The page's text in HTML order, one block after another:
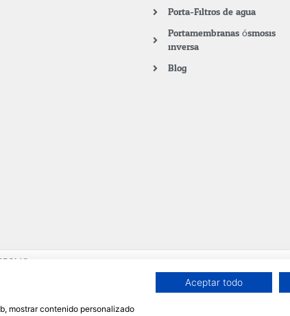
Porta-Filtros de agua
Portamembranas ósmosis
inversa
Blog
nº 2, Polígono
mostrar contenido personalizado
Aceptar todo